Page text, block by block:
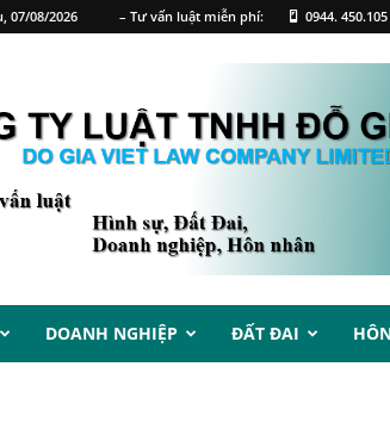
07/08/2026 – Tư vấn luật miễn phí: 0944. 450.105
DOANH NGHIỆP ĐẤT ĐAI